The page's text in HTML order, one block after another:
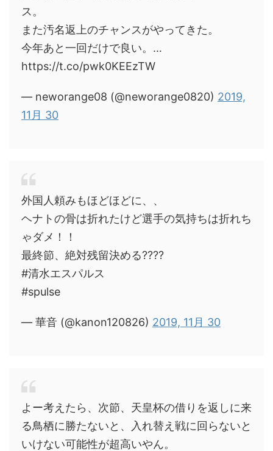
ス。
また汚名返上のチャンスがやってきた。
今年あと一回だけで良い。…
https://t.co/pwk0KEEzTW
— neworange08 (@neworange0820) 2019,
11月 30
外国人頼みもほどほどに、、
ヘナトの骨は折れたけど選手の気持ちは折れち
ゃダメ！！
最終節、絶対残留決める????
#清水エスパルス
#spulse
— 華音 (@kanon120826) 2019, 11月 30
よー考えたら、次節、天皇杯の借りを返しに来
る鳥栖に勝たないと、入れ替え戦に回らないと
いけない可能性が超高いやん。